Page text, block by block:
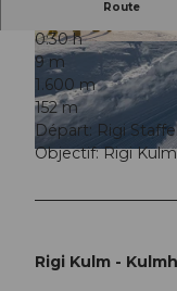
© Christian Krebs, RIGI
© Wanderblondies: Fabienne
na Fischer,
Route
0:30 h
9 m
1.600 m
152 m
Départ: Rigi Staffel
Objectif: Rigi Kulm
Rigi Kulm -